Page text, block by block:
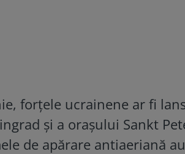
forțele ucrainene ar fi
și a orașului Sankt
de apărare antiaeriană